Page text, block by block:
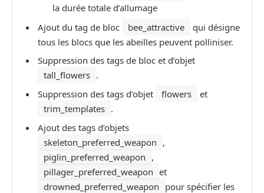
la durée totale d’allumage
Ajout du tag de bloc
bee_attractive
qui désigne
tous les blocs que les abeilles peuvent polliniser.
Suppression des tags de bloc et d’objet
tall_flowers .
Suppression des tags d’objet
flowers
et
trim_templates .
Ajout des tags d’objets
skeleton_preferred_weapon ,
piglin_preferred_weapon ,
pillager_preferred_weapon et
drowned_preferred_weapon pour spécifier les